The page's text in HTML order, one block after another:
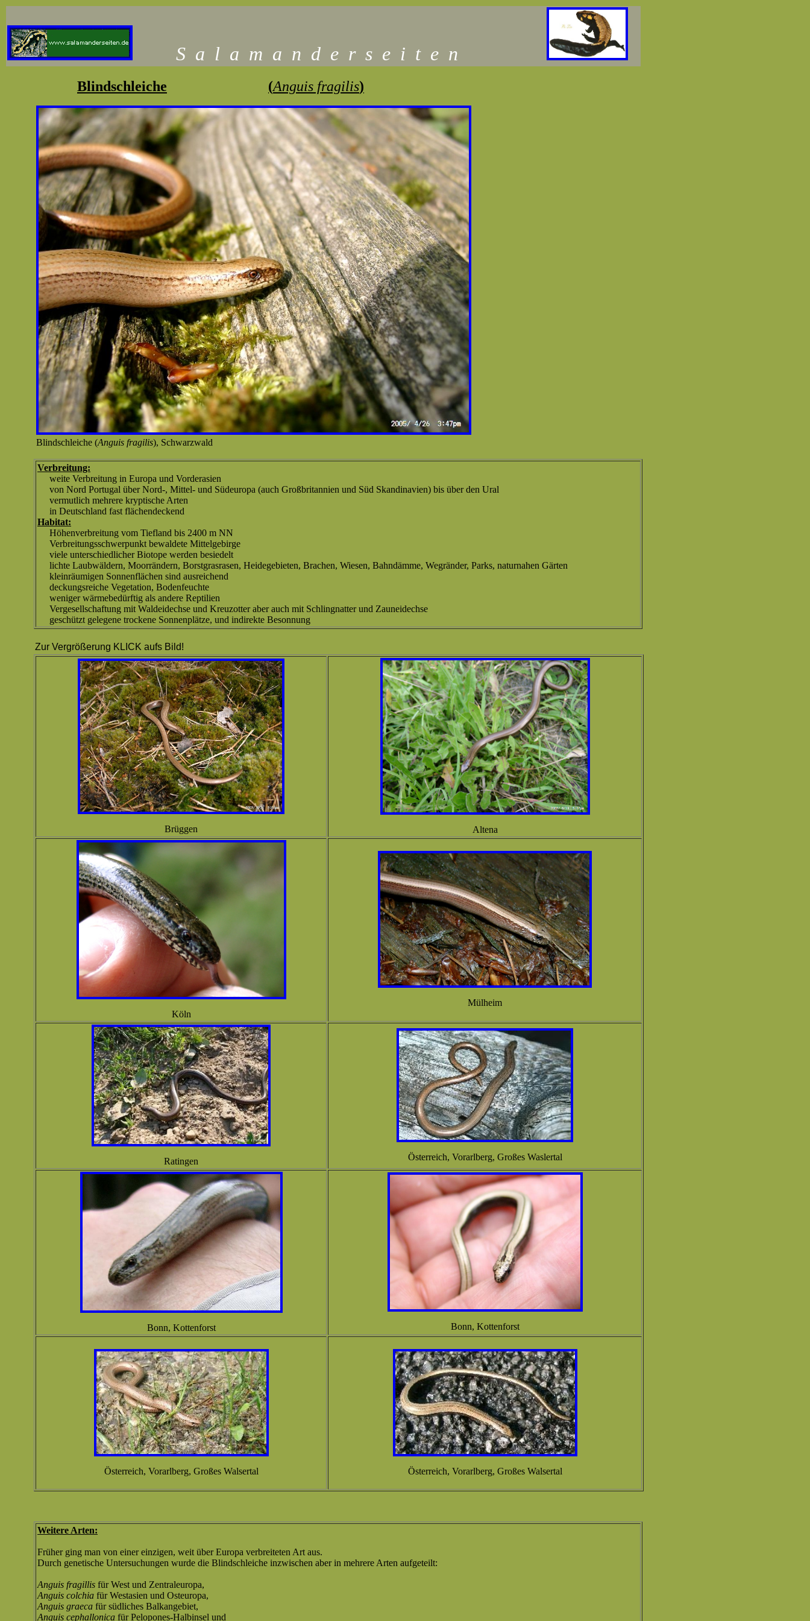
S a l a m a n d e r s e i t e n
Blindschleiche (Anguis fragilis)
Blindschleiche (Anguis fragilis), Schwarzwald
Verbreitung:
weite Verbreitung in Europa und Vorderasien
von Nord Portugal über Nord-, Mittel- und Südeuropa (auch Großbritannien und Süd Skandinavien) bis über den Ural
vermutlich mehrere kryptische Arten
in Deutschland fast flächendeckend
Habitat:
Höhenverbreitung vom Tiefland bis 2400 m NN
Verbreitungsschwerpunkt bewaldete Mittelgebirge
viele unterschiedlicher Biotope werden besiedelt
lichte Laubwäldern, Moorrändern, Borstgrasrasen, Heidegebieten, Brachen, Wiesen, Bahndämme, Wegränder, Parks, naturnahen Gärten
kleinräumigen Sonnenflächen sind ausreichend
deckungsreiche Vegetation, Bodenfeuchte
weniger wärmebedürftig als andere Reptilien
Vergesellschaftung mit Waldeidechse und Kreuzotter aber auch mit Schlingnatter und Zauneidechse
geschützt gelegene trockene Sonnenplätze, und indirekte Besonnung
Zur Vergrößerung KLICK aufs Bild!
Brüggen Altena
Köln
Mülheim
Ratingen Österreich, Vorarlberg, Großes Waslertal
Bonn, Kottenforst Bonn, Kottenforst
Österreich, Vorarlberg, Großes Walsertal Österreich, Vorarlberg, Großes Walsertal
Weitere Arten:
Früher ging man von einer einzigen, weit über Europa verbreiteten Art aus.
Durch genetische Untersuchungen wurde die Blindschleiche inzwischen aber in mehrere Arten aufgeteilt:
Anguis fragillis für West und Zentraleuropa,
Anguis colchia für Westasien und Osteuropa,
Anguis graeca für südliches Balkangebiet,
Anguis cephallonica für Pelopones-Halbinsel und